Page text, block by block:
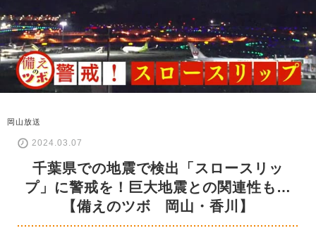
岡山放送
2024.03.07
千葉県での地震で検出「スロースリッ
プ」に警戒を！巨大地震との関連性も…
【備えのツボ 岡山・香川】